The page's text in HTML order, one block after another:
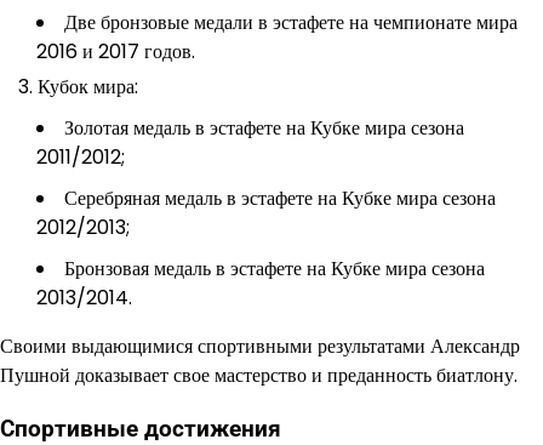
Две бронзовые медали в эстафете на чемпионате мира
2016 и 2017 годов.
Кубок мира:
Золотая медаль в эстафете на Кубке мира сезона
2011/2012;
Серебряная медаль в эстафете на Кубке мира сезона
2012/2013;
Бронзовая медаль в эстафете на Кубке мира сезона
2013/2014.
Своими выдающимися спортивными результатами Александр
Пушной доказывает свое мастерство и преданность биатлону.
Спортивные достижения